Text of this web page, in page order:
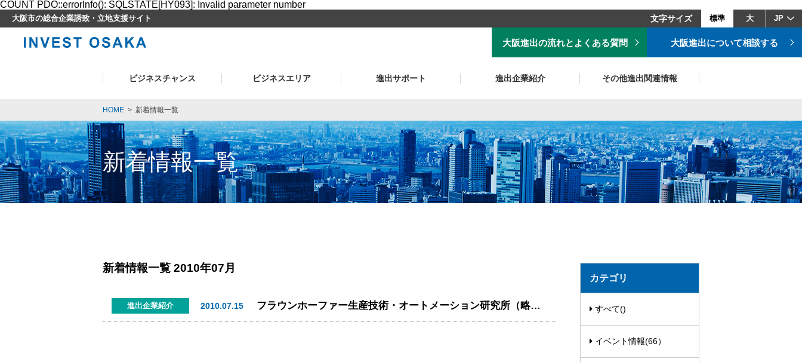
COUNT PDO::errorInfo(): SQLSTATE[HY093]: Invalid parameter number
大阪市の総合企業誘致・立地支援サイト 文字サイズ 標準 大 JP
大阪進出の流れとよくある質問 大阪進出について相談する
ビジネスチャンス ビジネスエリア 進出サポート 進出企業紹介 その他進出関連情報
HOME > 新着情報一覧
新着情報一覧
新着情報一覧 2010年07月
進出企業紹介 2010.07.15 フラウンホーファー生産技術・オートメーション研究所（略称＝IPA）
カテゴリ
すべて()
イベント情報(66）